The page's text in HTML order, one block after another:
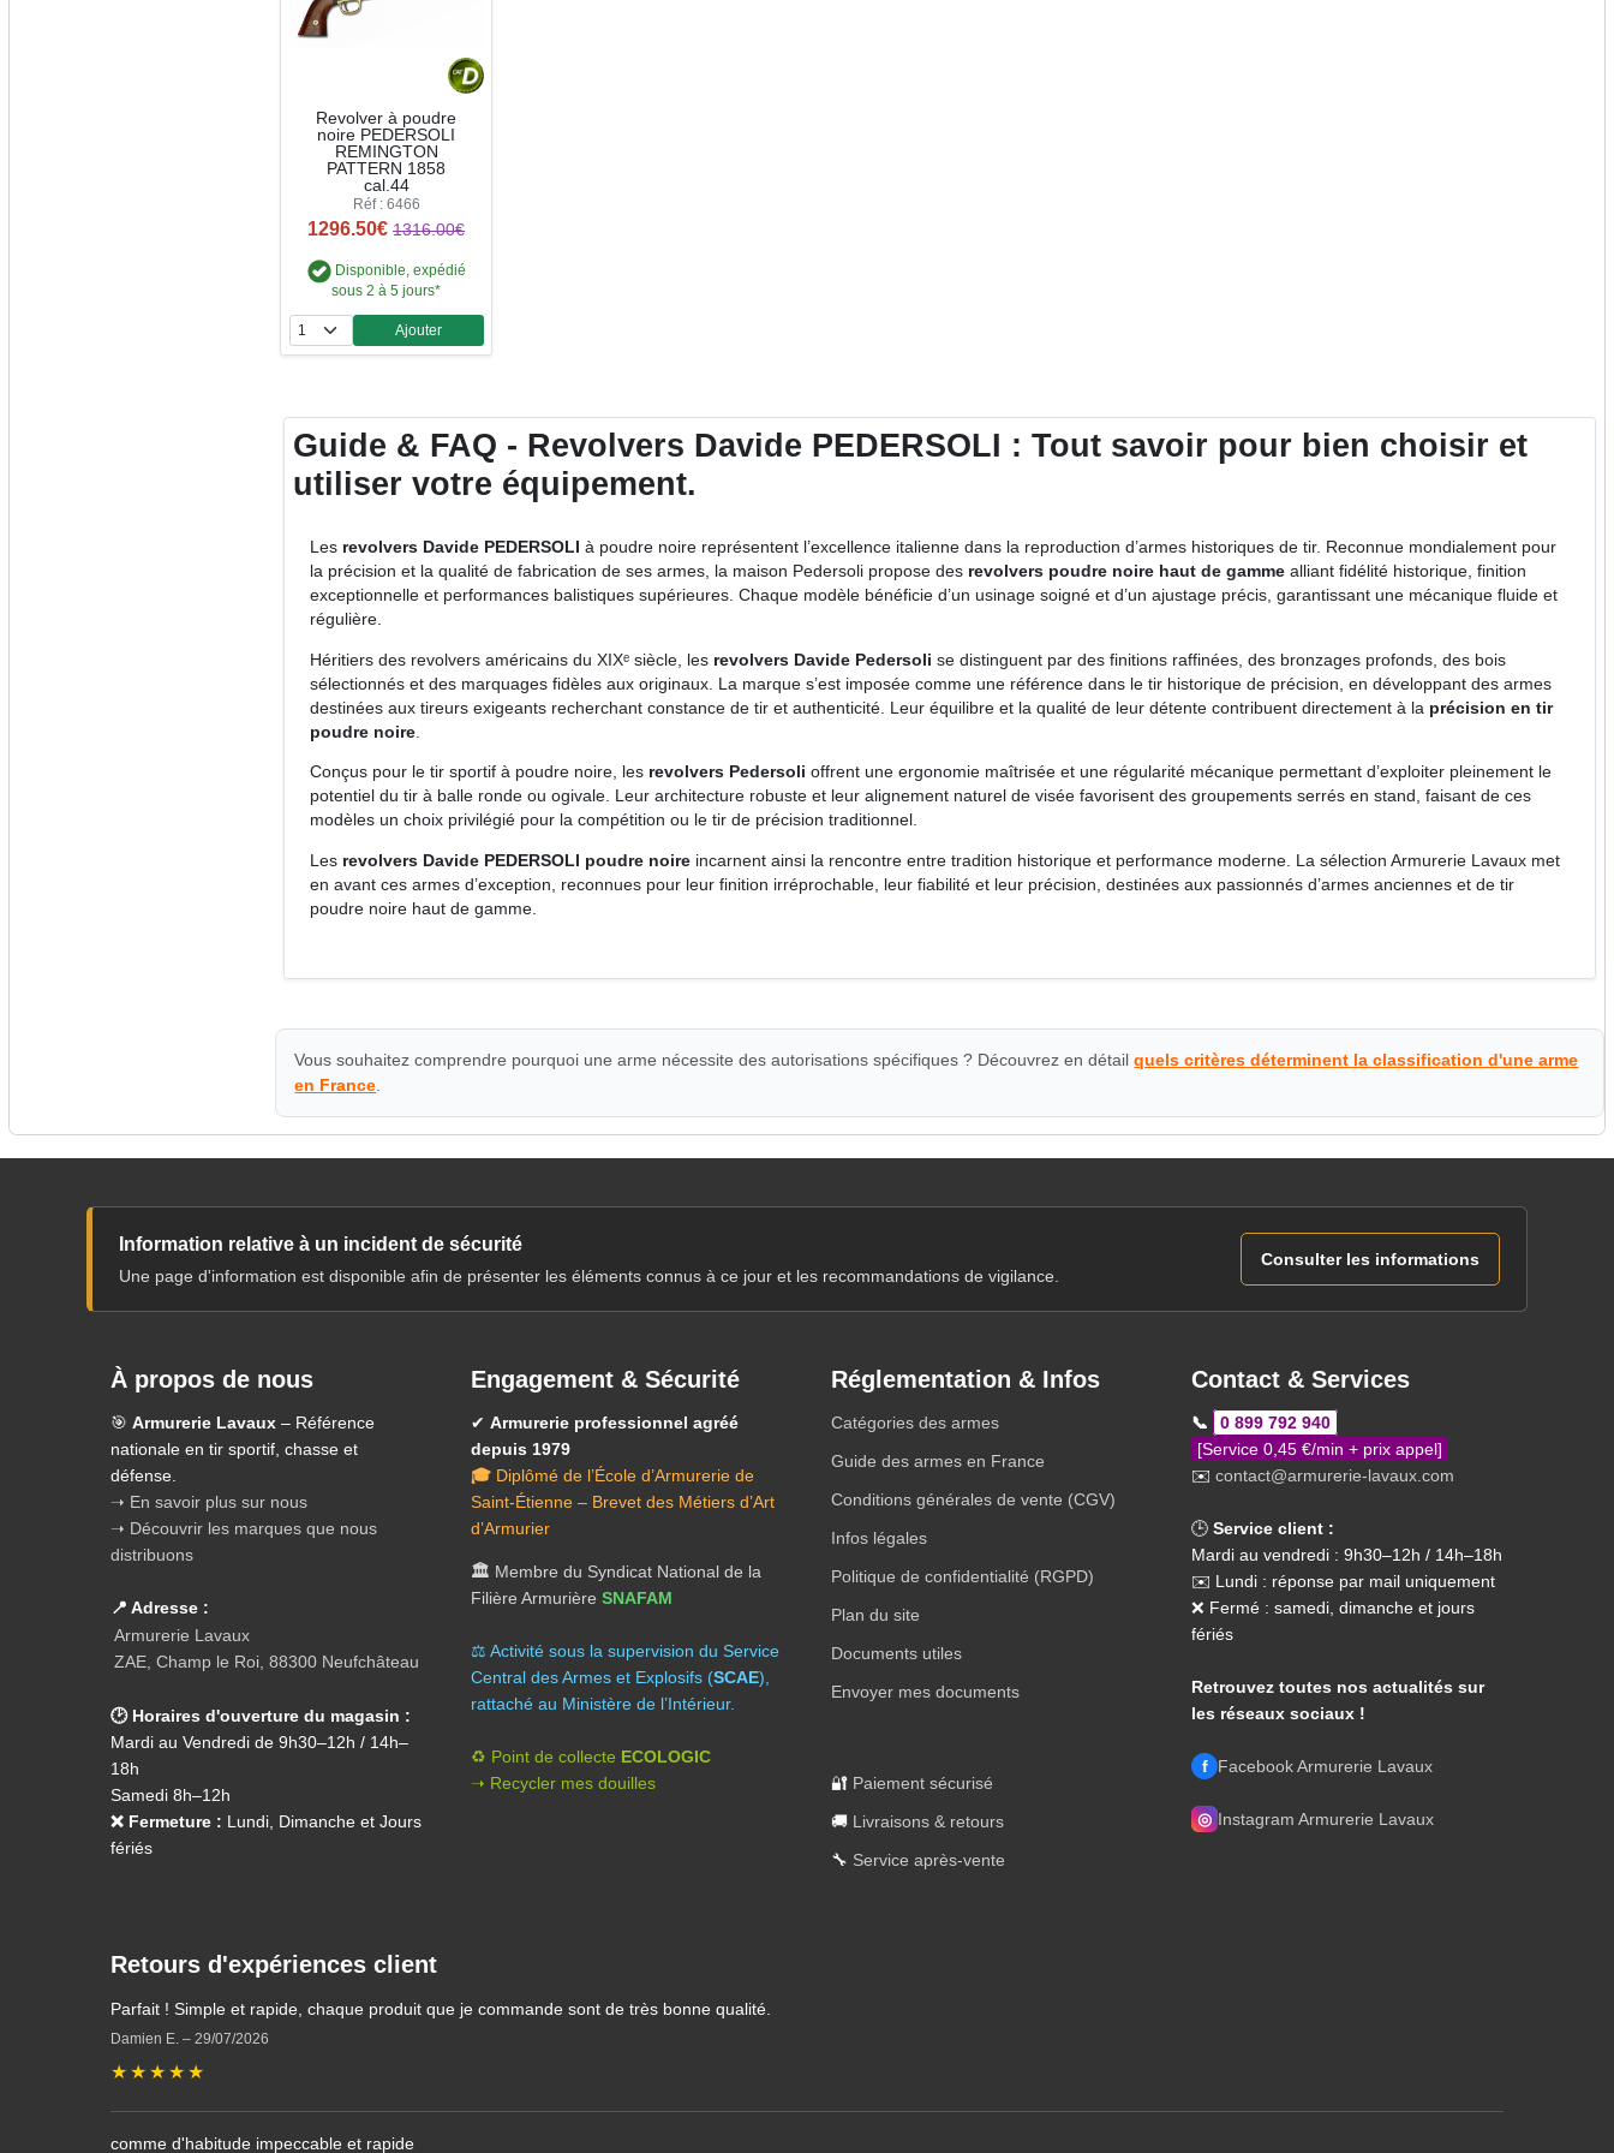
Revolver à poudre
noire PEDERSOLI
REMINGTON
PATTERN 1858
cal.44
Réf : 6466
1296.50€ 1316.00€
Disponible, expédié
sous 2 à 5 jours*
Quantité
Ajouter
Guide & FAQ - Revolvers Davide PEDERSOLI : Tout savoir pour bien choisir et
utiliser votre équipement.
Les revolvers Davide PEDERSOLI à poudre noire représentent l’excellence italienne dans la reproduction d’armes historiques de tir. Reconnue mondialement pour
la précision et la qualité de fabrication de ses armes, la maison Pedersoli propose des revolvers poudre noire haut de gammealliant fidélité historique, finition
exceptionnelle et performances balistiques supérieures. Chaque modèle bénéficie d’un usinage soigné et d’un ajustage précis, garantissant une mécanique fluide et
régulière.
Héritiers des revolvers américains du XIXᵉ siècle, les revolvers Davide Pedersoli se distinguent par des finitions raffinées, des bronzages profonds, des bois
sélectionnés et des marquages fidèles aux originaux. La marque s’est imposée comme une référence dans le tir historique de précision, en développant des armes
destinées aux tireurs exigeants recherchant constance de tir et authenticité. Leur équilibre et la qualité de leur détente contribuent directement à la précision en tir
poudre noire.
Conçus pour le tir sportif à poudre noire, les revolvers Pedersoli offrent une ergonomie maîtrisée et une régularité mécanique permettant d’exploiter pleinement le
potentiel du tir à balle ronde ou ogivale. Leur architecture robuste et leur alignement naturel de visée favorisent des groupements serrés en stand, faisant de ces
modèles un choix privilégié pour la compétition ou le tir de précision traditionnel.
Les revolvers Davide PEDERSOLI poudre noireincarnent ainsi la rencontre entre tradition historique et performance moderne. La sélection Armurerie Lavaux met
en avant ces armes d’exception, reconnues pour leur finition irréprochable, leur fiabilité et leur précision, destinées aux passionnés d’armes anciennes et de tir
poudre noire haut de gamme.
Vous souhaitez comprendre pourquoi une arme nécessite des autorisations spécifiques ? Découvrez en détailquels critères déterminent la classification d'une arme
en France
Information relative à un incident de sécurité
Une page d'information est disponible afin de présenter les éléments connus à ce jour et les recommandations de vigilance.
Consulter les informations
À propos de nous
🎯 Armurerie Lavaux – Référence
nationale en tir sportif, chasse et
défense.
➝ En savoir plus sur nous
➝ Découvrir les marques que nous
distribuons
📍 Adresse :
Armurerie Lavaux
ZAE, Champ le Roi, 88300 Neufchâteau
🕑 Horaires d'ouverture du magasin :
Mardi au Vendredi de 9h30–12h / 14h–
18h
Samedi 8h–12h
❌ Fermeture : Lundi, Dimanche et Jours
fériés
Engagement & Sécurité
✔ Armurerie professionnel agréé
depuis 1979
🎓 Diplômé de l’École d’Armurerie de
Saint-Étienne – Brevet des Métiers d’Art
d’Armurier
🏛️ Membre du Syndicat National de la
Filière Armurière SNAFAM
⚖️ Activité sous la supervision du Service
Central des Armes et Explosifs (SCAE),
rattaché au Ministère de l’Intérieur.
♻️ Point de collecte ECOLOGIC
➝ Recycler mes douilles
Réglementation & Infos
Catégories des armes
Guide des armes en France
Conditions générales de vente (CGV)
Infos légales
Politique de confidentialité (RGPD)
Plan du site
Documents utiles
Envoyer mes documents
🔐 Paiement sécurisé
🚚 Livraisons & retours
🔧 Service après-vente
Contact & Services
📞
0 899 792 940
[Service 0,45 €/min + prix appel]
✉️ contact@armurerie-lavaux.com
🕒 Service client :
Mardi au vendredi : 9h30–12h / 14h–18h
✉️ Lundi : réponse par mail uniquement
❌ Fermé : samedi, dimanche et jours
fériés
Retrouvez toutes nos actualités sur
les réseaux sociaux !
f Facebook Armurerie Lavaux
◎ Instagram Armurerie Lavaux
Retours d'expériences client
Parfait ! Simple et rapide, chaque produit que je commande sont de très bonne qualité.
Damien E. – 29/07/2026
★ ★ ★ ★ ★
comme d'habitude impeccable et rapide